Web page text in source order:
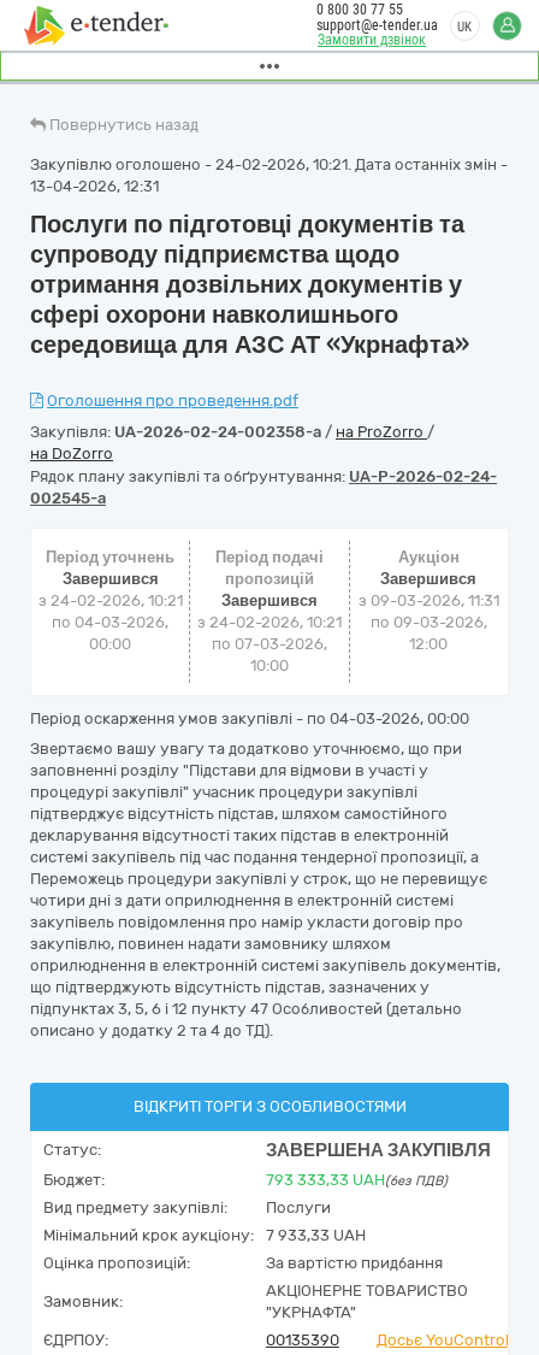
Замовити дзвінок
0 800 30 77 55
support@e-tender.ua
UK
Повернутись назад
Закупівлю оголошено - 24-02-2026, 10:21. Дата останніх змін -
13-04-2026, 12:31
Послуги по підготовці документів та
супроводу підприємства щодо
отримання дозвільних документів у
сфері охорони навколишнього
середовища для АЗС АТ «Укрнафта»
Оголошення про проведення.pdf
Закупівля: UA-2026-02-24-002358-a / на ProZorro /
на DoZorro
Рядок плану закупівлі та обґрунтування: UA-P-2026-02-24-
002545-a
Період уточнень
Завершився
з 24-02-2026, 10:21
по 04-03-2026,
00:00
Період подачі
пропозицій
Завершився
з 24-02-2026, 10:21
по 07-03-2026,
10:00
Аукціон
Завершився
з 09-03-2026, 11:31
по 09-03-2026,
12:00
Період оскарження умов закупівлі - по 04-03-2026, 00:00
Звертаємо вашу увагу та додатково уточнюємо, що при
заповненні розділу "Підстави для відмови в участі у
процедурі закупівлі" учасник процедури закупівлі
підтверджує відсутність підстав, шляхом самостійного
декларування відсутності таких підстав в електронній
системі закупівель під час подання тендерної пропозиції, а
Переможець процедури закупівлі у строк, що не перевищує
чотири дні з дати оприлюднення в електронній системі
закупівель повідомлення про намір укласти договір про
закупівлю, повинен надати замовнику шляхом
оприлюднення в електронній системі закупівель документів,
що підтверджують відсутність підстав, зазначених у
підпунктах 3, 5, 6 і 12 пункту 47 Особливостей (детально
описано у додатку 2 та 4 до ТД).
ВІДКРИТІ ТОРГИ З ОСОБЛИВОСТЯМИ
Статус: ЗАВЕРШЕНА ЗАКУПІВЛЯ
Бюджет: 793 333,33 UAH(без ПДВ)
Вид предмету закупівлі:
Послуги
Мінімальний крок аукціону:
7 933,33 UAH
Оцінка пропозицій:
За вартістю придбання
Замовник:
АКЦІОНЕРНЕ ТОВАРИСТВО
"УКPНAФТА"
ЄДРПОУ:
00135390
Досьє YouControl